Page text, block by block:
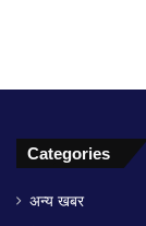
Categories
अन्य खबर